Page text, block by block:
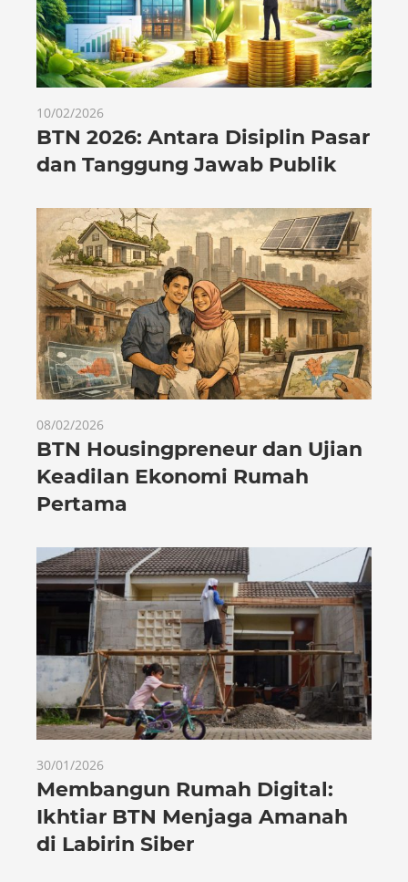
10/02/2026
BTN 2026: Antara Disiplin Pasar
dan Tanggung Jawab Publik
08/02/2026
BTN Housingpreneur dan Ujian
Keadilan Ekonomi Rumah
Pertama
30/01/2026
Membangun Rumah Digital:
Ikhtiar BTN Menjaga Amanah
di Labirin Siber